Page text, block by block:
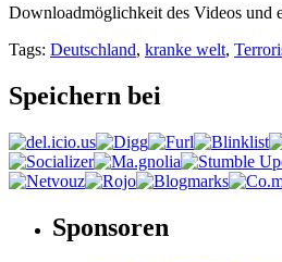
Downloadmöglichkeit des Videos und
Tags: Deutschland, kranke welt,
Speichern bei
Sponsoren